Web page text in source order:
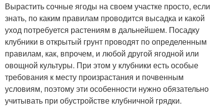
Вырастить сочные ягоды на своем участке просто, если
знать, по каким правилам проводится высадка и какой
уход потребуется растениям в дальнейшем. Посадку
клубники в открытый грунт проводят по определенным
правилам, как, впрочем, и любой другой ягодной или
овощной культуры. При этом у клубники есть особые
требования к месту произрастания и почвенным
условиям, поэтому эти особенности нужно обязательно
учитывать при обустройстве клубничной грядки.